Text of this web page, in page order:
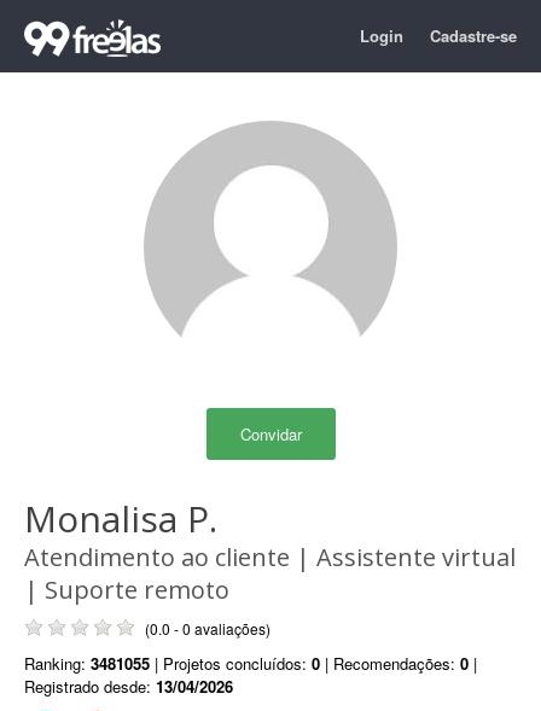
Login Cadastre-se
Convidar
Monalisa P.
Atendimento ao cliente | Assistente virtual
| Suporte remoto
(0.0 - 0 avaliações)
Ranking: 3481055 | Projetos concluídos: 0 | Recomendações: 0 |
Registrado desde: 13/04/2026